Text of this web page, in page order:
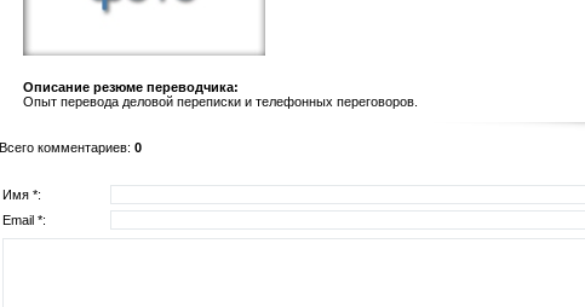
Описание резюме переводчика:
Опыт перевода деловой переписки и телефонных переговоров.
Всего комментариев: 0
Имя *:
Email *: